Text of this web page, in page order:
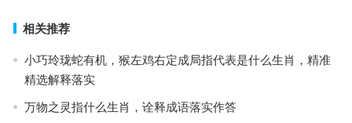
相关推荐
小巧玲珑蛇有机，猴左鸡右定成局指代表是什么生肖，精准
精选解释落实
万物之灵指什么生肖，诠释成语落实作答